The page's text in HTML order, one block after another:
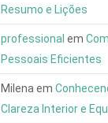
Resumo e Lições
professional em
Pessoais Eficientes
Milena em
Clareza Interior e